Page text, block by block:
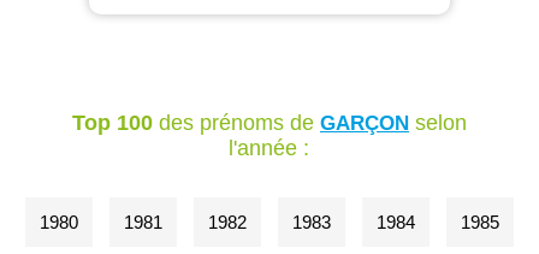
Top 100des prénoms de GARÇONselon
l'année :
1980 1981 1982 1983 1984 1985